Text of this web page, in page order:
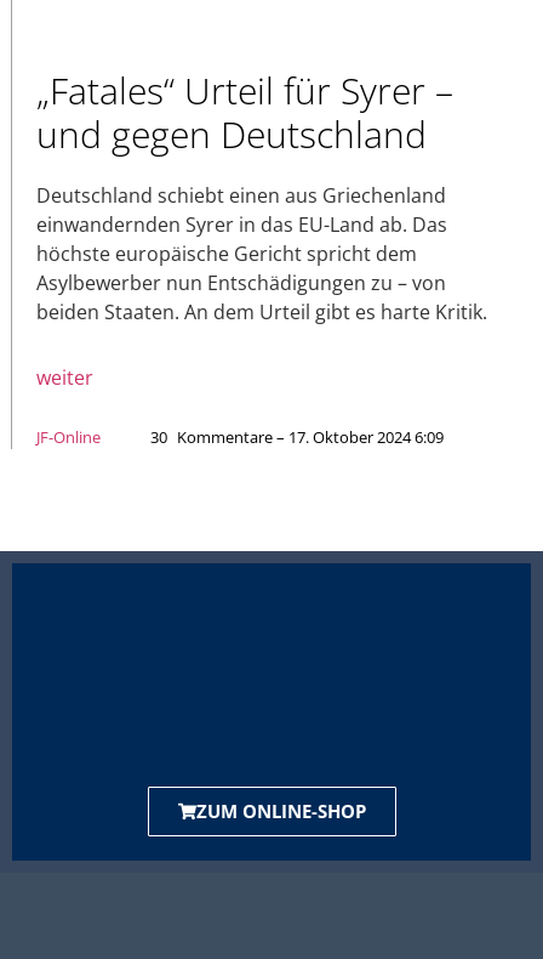
„Fatales“ Urteil für Syrer –
und gegen Deutschland
Deutschland schiebt einen aus Griechenland
einwandernden Syrer in das EU-Land ab. Das
höchste europäische Gericht spricht dem
Asylbewerber nun Entschädigungen zu – von
beiden Staaten. An dem Urteil gibt es harte Kritik.
weiter
JF-Online 30 Kommentare – 17. Oktober 2024 6:09
ZUM ONLINE-SHOP